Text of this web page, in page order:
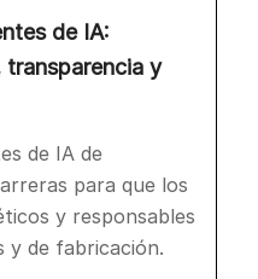
de IA:
y
de IA de
para que los
y responsables
y de fabricación.